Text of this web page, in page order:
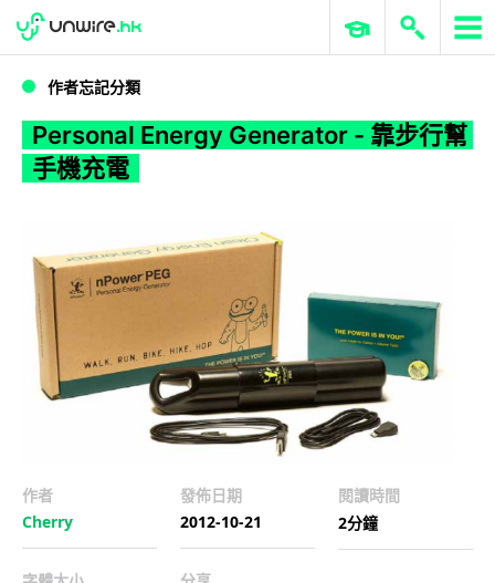
WWDC 2026 ERP 與商業 AI
作者忘記分類
Personal Energy Generator - 靠步行幫
手機充電
作者
Cherry
發佈日期
2012-10-21
閱讀時間
2分鐘